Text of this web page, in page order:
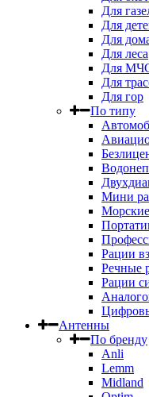
Для
Для
Для
Для леса
Для
Для
Для гор
По типу
Мини
Рации
Речные
Рации
Антенны
По бренду
Anli
Lemm
Midland